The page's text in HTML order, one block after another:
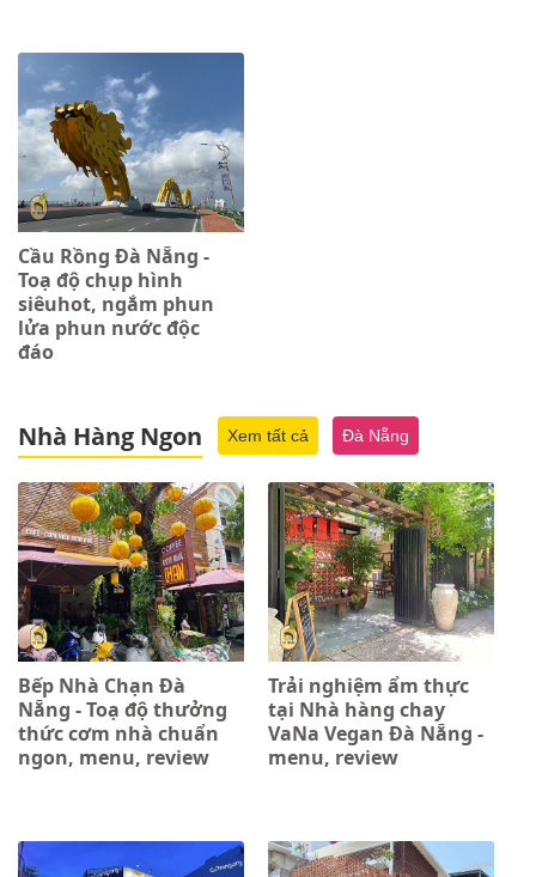
Cầu Rồng Đà Nẵng -
Toạ độ chụp hình
siêuhot, ngắm phun
lửa phun nước độc
đáo
Nhà Hàng Ngon Xem tất cả Đà Nẵng
Bếp Nhà Chạn Đà
Nẵng - Toạ độ thưởng
thức cơm nhà chuẩn
ngon, menu, review
Trải nghiệm ẩm thực
tại Nhà hàng chay
VaNa Vegan Đà Nẵng -
menu, review